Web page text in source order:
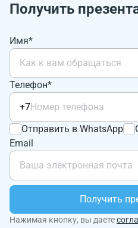
Получить
Имя*
Телефон*
+7
Отправить в WhatsApp
Email
Получить
Нажимая кнопку, вы даете